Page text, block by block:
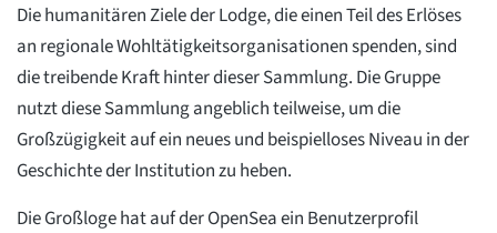
Die humanitären Ziele der Lodge, die einen Teil des Erlöses
an regionale Wohltätigkeitsorganisationen spenden, sind
die treibende Kraft hinter dieser Sammlung. Die Gruppe
nutzt diese Sammlung angeblich teilweise, um die
Großzügigkeit auf ein neues und beispielloses Niveau in der
Geschichte der Institution zu heben.
Die Großloge hat auf der OpenSea ein Benutzerprofil